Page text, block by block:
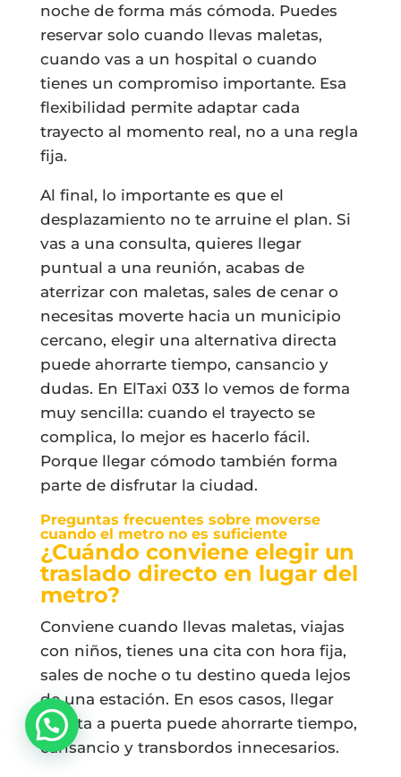
noche de forma más cómoda. Puedes
reservar solo cuando llevas maletas,
cuando vas a un hospital o cuando
tienes un compromiso importante. Esa
flexibilidad permite adaptar cada
trayecto al momento real, no a una regla
fija.
Al final, lo importante es que el
desplazamiento no te arruine el plan. Si
vas a una consulta, quieres llegar
puntual a una reunión, acabas de
aterrizar con maletas, sales de cenar o
necesitas moverte hacia un municipio
cercano, elegir una alternativa directa
puede ahorrarte tiempo, cansancio y
dudas. En ElTaxi 033 lo vemos de forma
muy sencilla: cuando el trayecto se
complica, lo mejor es hacerlo fácil.
Porque llegar cómodo también forma
parte de disfrutar la ciudad.
Preguntas frecuentes sobre moverse
cuando el metro no es suficiente
¿Cuándo conviene elegir un
traslado directo en lugar del
metro?
Conviene cuando llevas maletas, viajas
con niños, tienes una cita con hora fija,
sales de noche o tu destino queda lejos
de una estación. En esos casos, llegar
puerta a puerta puede ahorrarte tiempo,
cansancio y transbordos innecesarios.